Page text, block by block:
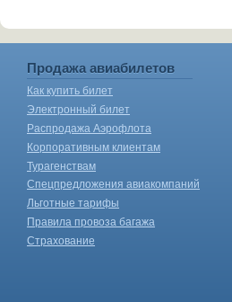
Продажа авиабилетов
Как купить билет
Электронный билет
Распродажа Аэрофлота
Корпоративным клиентам
Турагенствам
Спецпредложения авиакомпаний
Льготные тарифы
Правила провоза багажа
Страхование